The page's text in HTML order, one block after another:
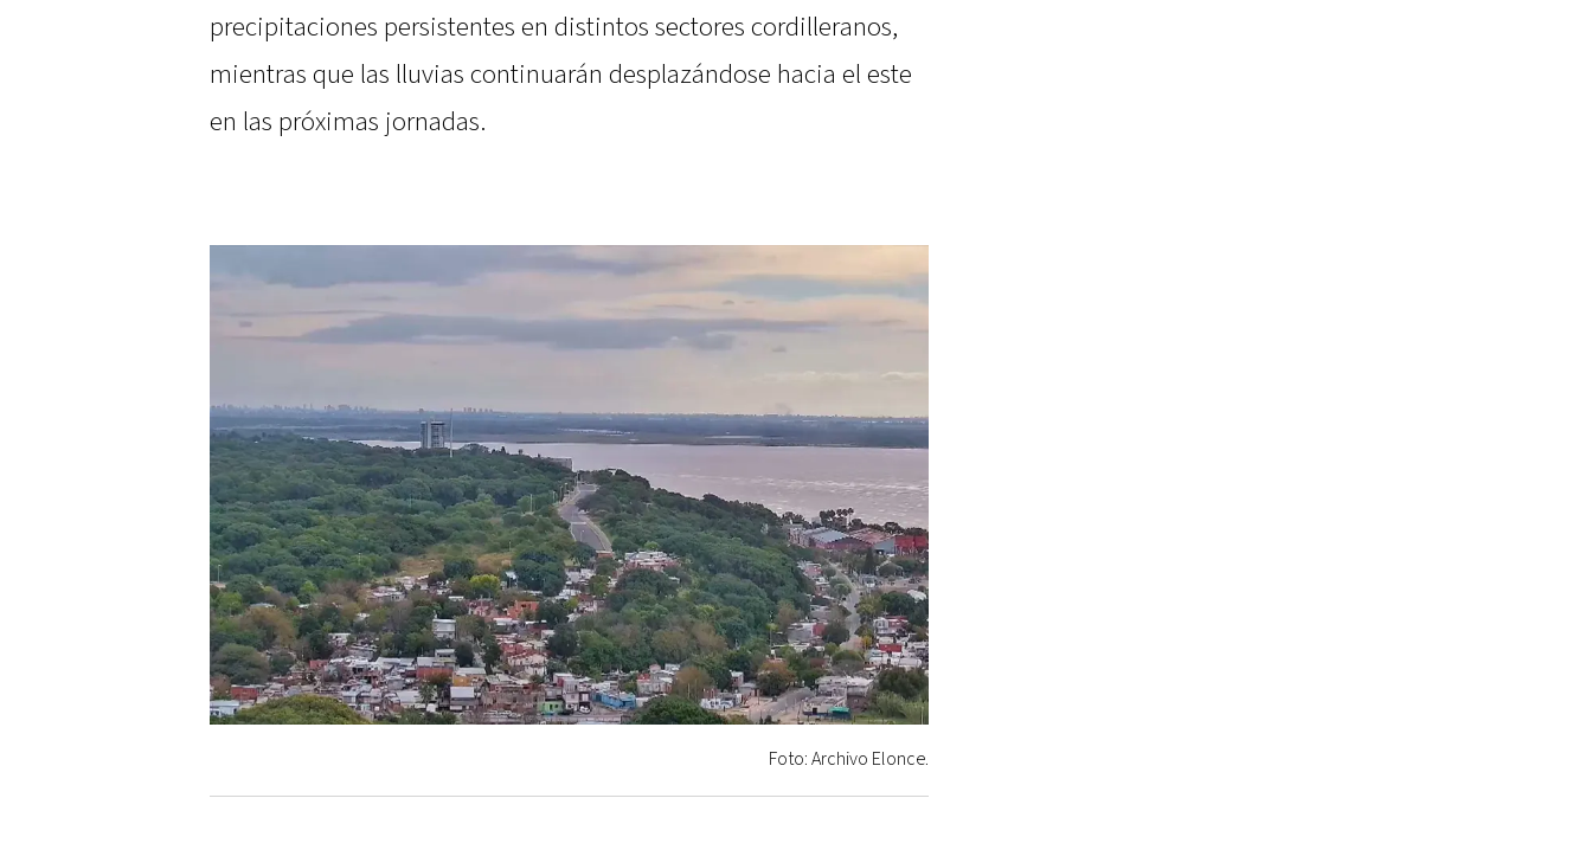
precipitaciones persistentes en distintos sectores cordilleranos,
mientras que las lluvias continuarán desplazándose hacia el este
en las próximas jornadas.
Foto: Archivo Elonce.